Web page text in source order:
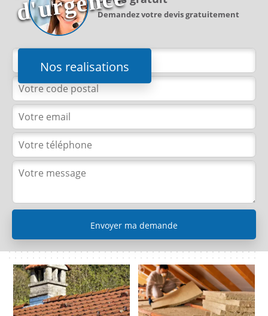
Nos realisations
Demandez votre devis gratuitement